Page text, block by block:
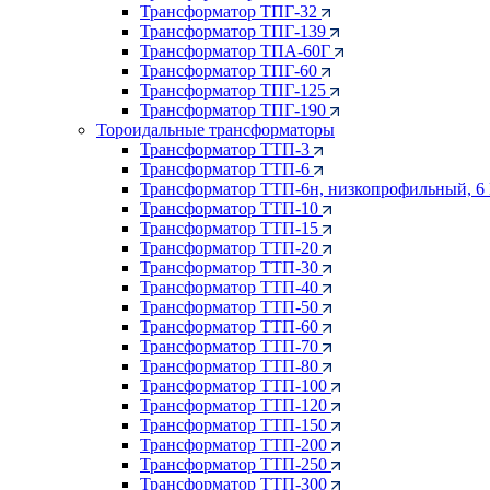
Трансформатор ТПГ-32
Трансформатор ТПГ-139
Трансформатор ТПА-60Г
Трансформатор ТПГ-60
Трансформатор ТПГ-125
Трансформатор ТПГ-190
Тороидальные трансформаторы
Трансформатор ТТП-3
Трансформатор ТТП-6
Трансформатор ТТП-6н, низкопрофильный,
Трансформатор ТТП-10
Трансформатор ТТП-15
Трансформатор ТТП-20
Трансформатор ТТП-30
Трансформатор ТТП-40
Трансформатор ТТП-50
Трансформатор ТТП-60
Трансформатор ТТП-70
Трансформатор ТТП-80
Трансформатор ТТП-100
Трансформатор ТТП-120
Трансформатор ТТП-150
Трансформатор ТТП-200
Трансформатор ТТП-250
Трансформатор ТТП-300